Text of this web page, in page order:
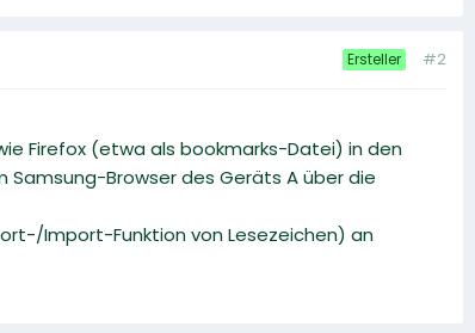
Ersteller #2
Firefox (etwa als bookmarks-Datei) in den
Browser des Geräts A über die
Import-Funktion von Lesezeichen) an